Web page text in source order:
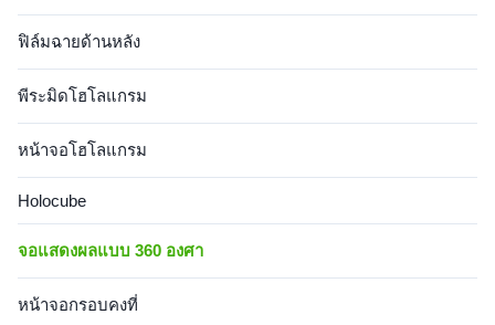
ฟิล์มฉายด้านหลัง
พีระมิดโฮโลแกรม
หน้าจอโฮโลแกรม
Holocube
จอแสดงผลแบบ 360 องศา
หน้าจอกรอบคงที่